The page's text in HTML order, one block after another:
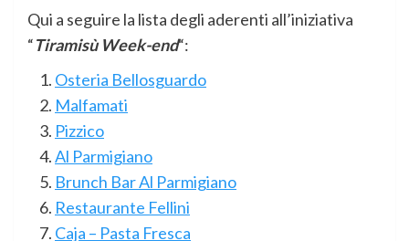
Qui a seguire la lista degli aderenti all’iniziativa
“Tiramisù Week-end“:
Osteria Bellosguardo
Malfamati
Pizzico
Al Parmigiano
Brunch Bar Al Parmigiano
Restaurante Fellini
Caja – Pasta Fresca